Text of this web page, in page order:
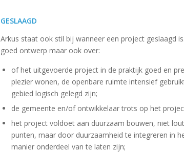
GESLAAGD
Arkus staat ook stil bij wanneer een project geslaagd
goed ontwerp maar ook over:
of het uitgevoerde project in de praktijk goed en
plezier wonen, de openbare ruimte intensief
gebied logisch gelegd zijn;
de gemeente en/of ontwikkelaar trots op het
het project voldoet aan duurzaam bouwen, niet
punten, maar door duurzaamheid te integreren in
manier onderdeel van te laten zijn;